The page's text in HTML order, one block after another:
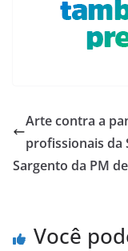
Arte contra a
profissionais da
Sargento da PM
Você